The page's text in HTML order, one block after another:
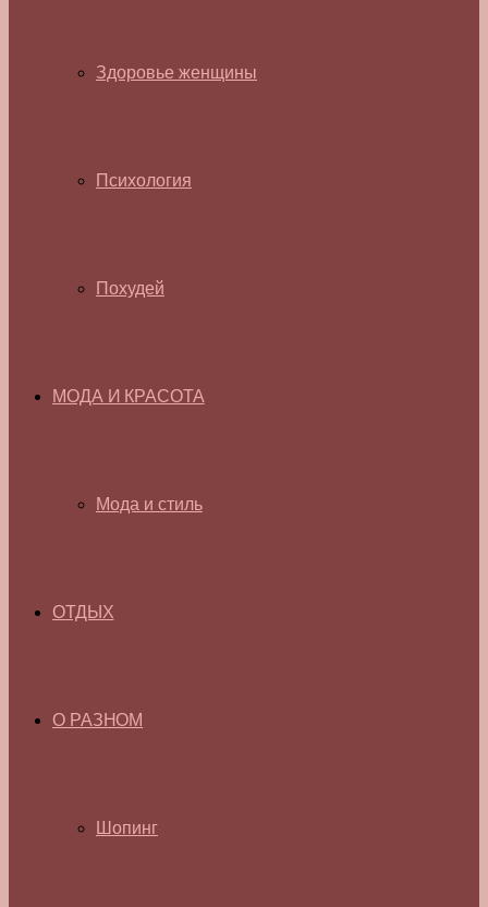
Здоровье женщины
Психология
Похудей
МОДА И КРАСОТА
Мода и стиль
ОТДЫХ
О РАЗНОМ
Шопинг